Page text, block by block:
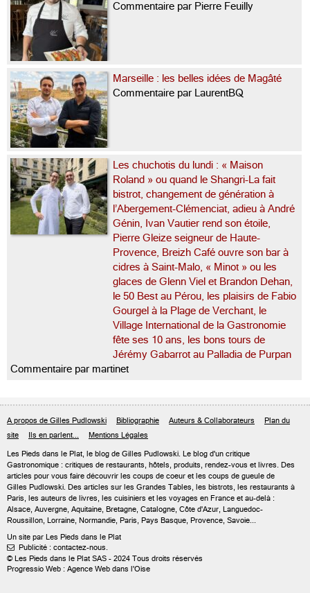
Commentaire par Pierre Feuilly
Marseille : les belles idées de Magâté
Commentaire par LaurentBQ
Les chuchotis du lundi : « Maison
Roland » ou quand le Shangri-La fait
bistrot, changement de génération à
l’Abergement-Clémenciat, adieu à André
Génin, Ivan Vautier rend son étoile,
Pierre Gleize seigneur de Haute-
Provence, Breizh Café ouvre son bar à
cidres à Saint-Malo, « Minot » ou les
glaces de Glenn Viel et Brandon Dehan,
le 50 Best au Pérou, les plaisirs de Fabio
Gourgel à la Plage de Verchant, le
Village International de la Gastronomie
fête ses 10 ans, les bons tours de
Jérémy Gabarrot au Palladia de Purpan
Commentaire par martinet
A propos de Gilles Pudlowski Bibliographie Auteurs & Collaborateurs
Plan du
site
Ils en parlent... Mentions Légales
Les Pieds dans le Plat, le blog de Gilles Pudlowski. Le blog d'un critique
Gastronomique : critiques de restaurants, hôtels, produits, rendez-vous et livres. Des
articles pour vous faire découvrir les coups de coeur et les coups de gueule de
Gilles Pudlowski. Des articles sur les Grandes Tables, les bistrots, les restaurants à
Paris, les auteurs de livres, les cuisiniers et les voyages en France et au-delà :
Alsace, Auvergne, Aquitaine, Bretagne, Catalogne, Côte d'Azur, Languedoc-
Roussillon, Lorraine, Normandie, Paris, Pays Basque, Provence, Savoie...
Un site par Les Pieds dans le Plat
 Publicité : contactez-nous.
© Les Pieds dans le Plat SAS - 2024 Tous droits réservés
Progressio Web : Agence Web dans l'Oise